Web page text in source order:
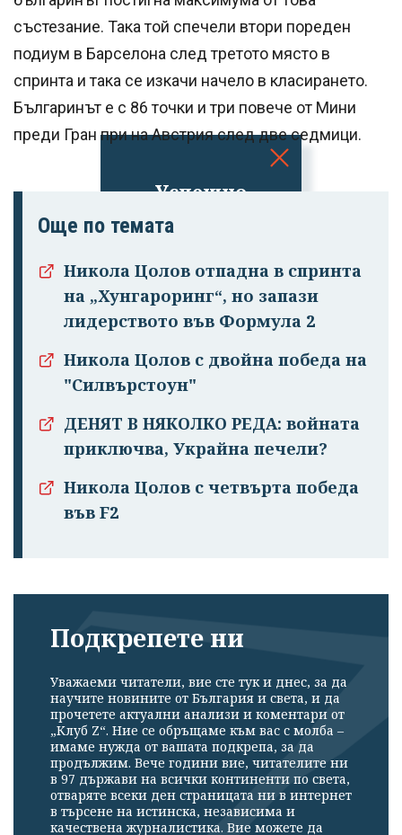
Успешно
излязохте от
профила си!
състезание. Така той спечели втори пореден
подиум в Барселона след третото място в
спринта и така се изкачи начело в класирането.
Българинът е с 86 точки и три повече от Мини
преди Гран при на Австрия след две седмици.
Още по темата
Никола Цолов отпадна в спринта
на „Хунгароринг“, но запази
лидерството във Формула 2
Никола Цолов с двойна победа на
"Силвърстоун"
ДЕНЯТ В НЯКОЛКО РЕДА: войната
приключва, Украйна печели?
Никола Цолов с четвърта победа
във F2
Подкрепете ни
Уважаеми читатели, вие сте тук и днес, за да
научите новините от България и света, и да
прочетете актуални анализи и коментари от
„Клуб Z“. Ние се обръщаме към вас с молба –
имаме нужда от вашата подкрепа, за да
продължим. Вече години вие, читателите ни
в 97 държави на всички континенти по света,
отваряте всеки ден страницата ни в интернет
в търсене на истинска, независима и
качествена журналистика. Вие можете да